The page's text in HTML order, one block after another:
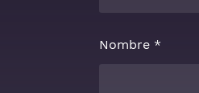
Nombre *